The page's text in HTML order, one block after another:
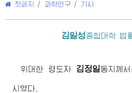
첫페지 / 과학연구 / 기사
김일성종합대학 법
위대한 령도자 김정일동지 께
시였다.